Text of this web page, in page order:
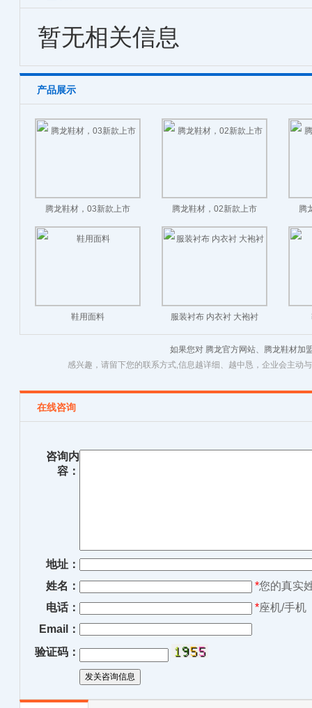
暂无相关信息
产品展示
腾龙鞋材，03新款上市 腾龙鞋材，02新款上市 腾
鞋用面料 服装衬布 内衣衬 大袍衬
如果您对 腾龙官方网站、腾龙鞋材加
感兴趣，请留下您的联系方式,信息越详细、越中恳，企业会主动
在线咨询
咨询内
容：
地址：
姓名：
*您的真实
电话：
*座机/手机
Email：
验证码：